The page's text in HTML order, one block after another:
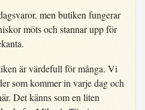
men butiken fungerar
möts och stannar upp för
är värdefull för många. Vi
som kommer in varje dag och
Det känns som en liten